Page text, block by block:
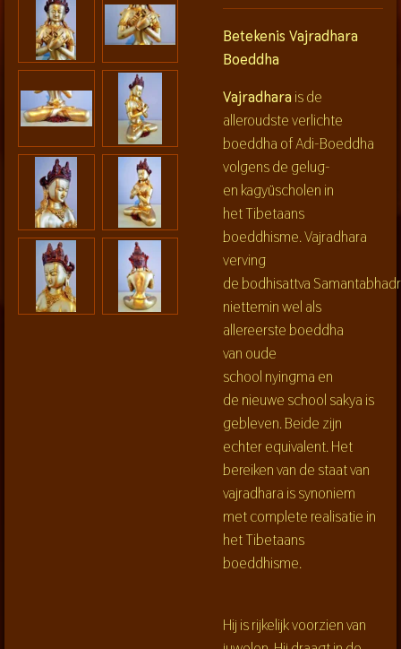
Betekenis Vajradhara
Boeddha
Vajradharais de
alleroudste verlichte
boeddha of Adi-Boeddha
volgens de gelug-
en kagyüscholen in
het Tibetaans
boeddhisme. Vajradhara
verving
de bodhisattva
niettemin wel als
allereerste boeddha
van oude
school nyingma en
de nieuwe school sakya is
gebleven. Beide zijn
echter equivalent. Het
bereiken van de staat van
vajradhara is synoniem
met complete realisatie in
het Tibetaans
boeddhisme.
Hij is rijkelijk voorzien van